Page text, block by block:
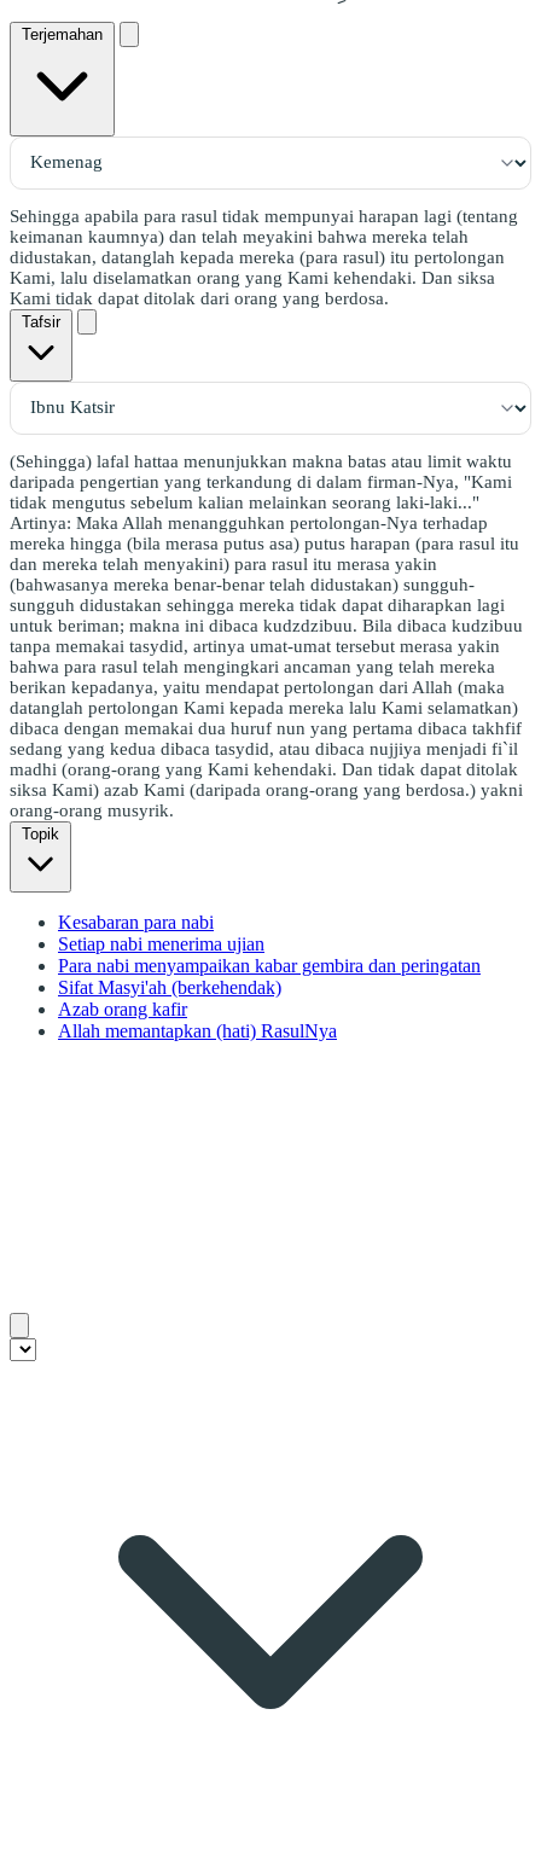
Terjemahan
Sehingga apabila para rasul tidak mempunyai harapan lagi (tentang
keimanan kaumnya) dan telah meyakini bahwa mereka telah
didustakan, datanglah kepada mereka (para rasul) itu pertolongan
Kami, lalu diselamatkan orang yang Kami kehendaki. Dan siksa
Kami tidak dapat ditolak dari orang yang berdosa.
Tafsir
(Sehingga) lafal hattaa menunjukkan makna batas atau limit waktu
daripada pengertian yang terkandung di dalam firman-Nya, "Kami
tidak mengutus sebelum kalian melainkan seorang laki-laki..."
Artinya: Maka Allah menangguhkan pertolongan-Nya terhadap
mereka hingga (bila merasa putus asa) putus harapan (para rasul itu
dan mereka telah menyakini) para rasul itu merasa yakin
(bahwasanya mereka benar-benar telah didustakan) sungguh-
sungguh didustakan sehingga mereka tidak dapat diharapkan lagi
untuk beriman; makna ini dibaca kudzdzibuu. Bila dibaca kudzibuu
tanpa memakai tasydid, artinya umat-umat tersebut merasa yakin
bahwa para rasul telah mengingkari ancaman yang telah mereka
berikan kepadanya, yaitu mendapat pertolongan dari Allah (maka
datanglah pertolongan Kami kepada mereka lalu Kami selamatkan)
dibaca dengan memakai dua huruf nun yang pertama dibaca takhfif
sedang yang kedua dibaca tasydid, atau dibaca nujjiya menjadi fi`il
madhi (orang-orang yang Kami kehendaki. Dan tidak dapat ditolak
siksa Kami) azab Kami (daripada orang-orang yang berdosa.) yakni
orang-orang musyrik.
Topik
Kesabaran para nabi
Setiap nabi menerima ujian
Para nabi menyampaikan kabar gembira dan peringatan
Sifat Masyi'ah (berkehendak)
Azab orang kafir
Allah memantapkan (hati) RasulNya